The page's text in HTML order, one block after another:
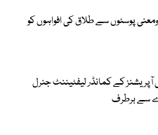
پوسٹوں سے طلاق کی افواہوں کو
کے کمانڈر لیفٹیننٹ جنرل
سے برطرف